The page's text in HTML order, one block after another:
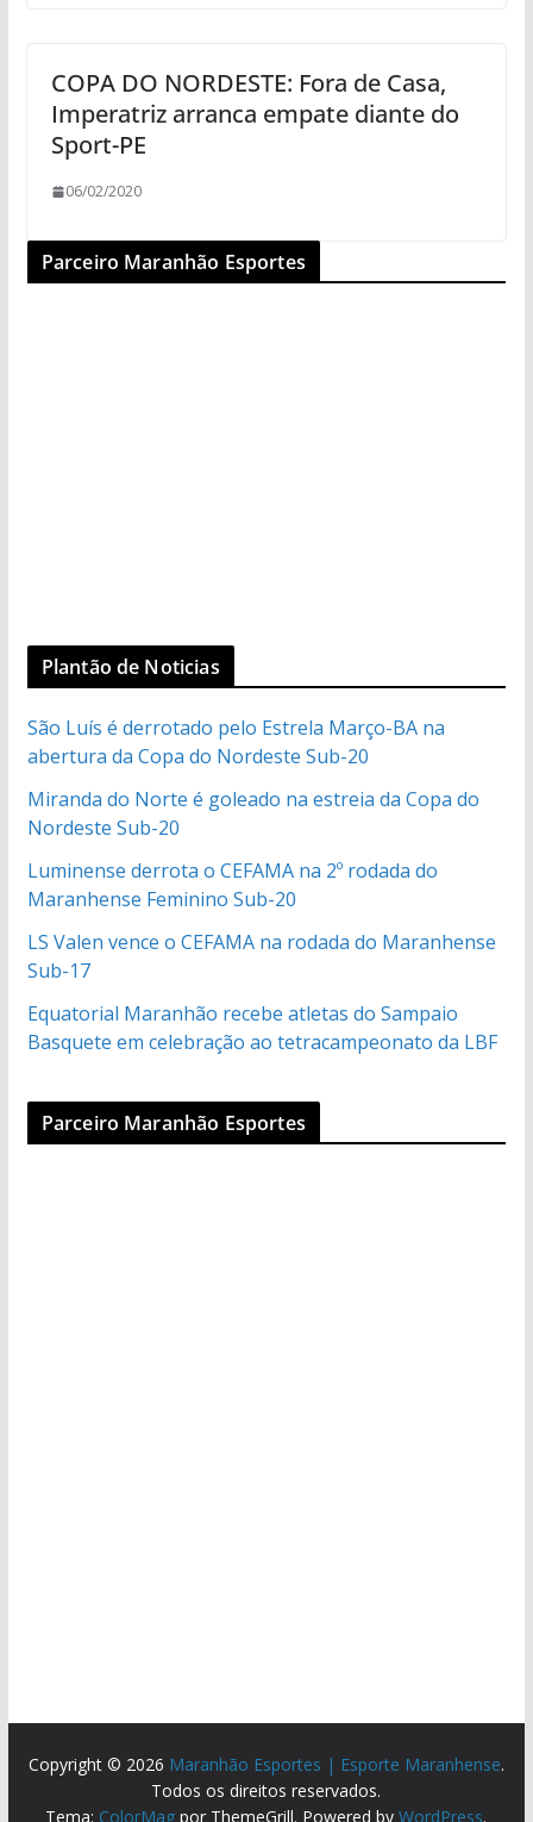
COPA DO NORDESTE: Fora de Casa,
Imperatriz arranca empate diante do
Sport-PE
06/02/2020
Parceiro Maranhão Esportes
Plantão de Noticias
São Luís é derrotado pelo Estrela Março-BA na
abertura da Copa do Nordeste Sub-20
Miranda do Norte é goleado na estreia da Copa do
Nordeste Sub-20
Luminense derrota o CEFAMA na 2º rodada do
Maranhense Feminino Sub-20
LS Valen vence o CEFAMA na rodada do Maranhense
Sub-17
Equatorial Maranhão recebe atletas do Sampaio
Basquete em celebração ao tetracampeonato da LBF
Parceiro Maranhão Esportes
Copyright © 2026 Maranhão Esportes | Esporte Maranhense.
Todos os direitos reservados.
Tema: ColorMag por ThemeGrill. Powered byWordPress.